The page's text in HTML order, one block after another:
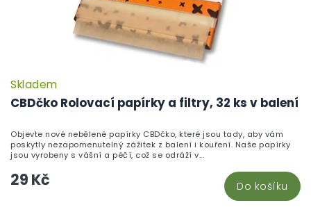
CBDčko Rolovací papírky a filtry, 32 ks v balení
Skladem
29 Kč Do košíku
Objevte nové nebělené papírky CBDčko, které jsou tady, aby vám
poskytly nezapomenutelný zážitek z balení i kouření. Naše papírky
jsou vyrobeny s vášní a péčí, což se odráží v...